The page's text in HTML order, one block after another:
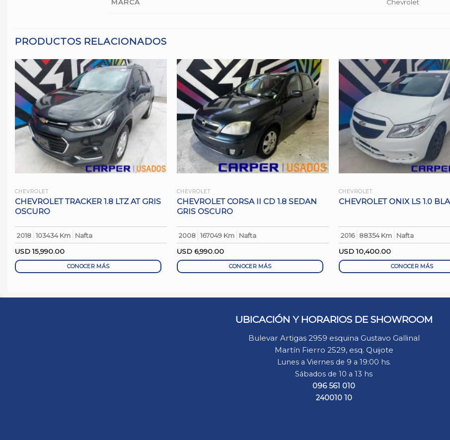
MARCA Chevrolet
PRODUCTOS RELACIONADOS
CHEVROLET
CHEVROLET TRACKER 1.8 LTZ AT GRIS
OSCURO
2018 103434 Km
Nafta
USD15,990.00
CONOCER MÁS
CHEVROLET
CHEVROLET CORSA II CD 1.8 SEDAN
GRIS OSCURO
2008 167049 Km
Nafta
USD 6,990.00
CONOCER MÁS
CHEVROLET
CHEVROLET ONIX LS 1.0
2016 88354 Km
Nafta
USD10,400.00
CONOCER MÁS
UBICACIÓN Y HORARIOS DE SHOWROOM
Bulevar Artigas 2959 esquina Gustavo Gallinal
Martín Fierro 2529, esq. Quijote
Lunes a Viernes de 9 a 19:00 hs.
Sábados de 10 a 13 hs
096 561 010
240010 10